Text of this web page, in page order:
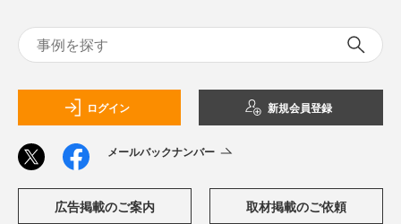
ログイン 新規会員登録
メールバックナンバー
広告掲載のご案内 取材掲載のご依頼